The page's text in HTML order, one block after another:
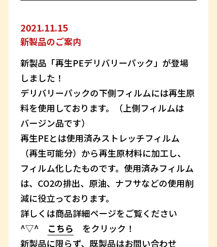
2021.11.15
新製品のご案内
新製品「再生PEデリバリーパック」が登場
しました！
デリバリーパックの下側フィルムには再生原
料を使用しております。（上側フィルムは
バージン品です）
再生PEとは使用済みストレッチフィルム
（再生可能分）から再生原材料に加工し、
フィルム化したものです。使用済みフィルム
は、CO2の排出、原油、ナフサなどの使用削
減に役立っております。
詳しくは商品詳細ページをご覧ください
^▽^ こちら をクリック！
新製品に限らず、既製品はお問い合わせ